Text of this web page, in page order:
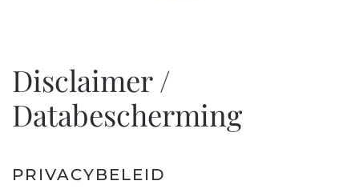
Disclaimer /
Databescherming
PRIVACYBELEID